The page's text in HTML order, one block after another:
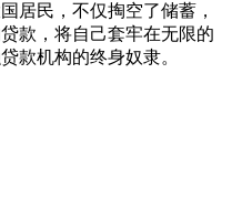
居民，不仅掏空了储蓄，
款，将自己套牢在无限的
款机构的终身奴隶。